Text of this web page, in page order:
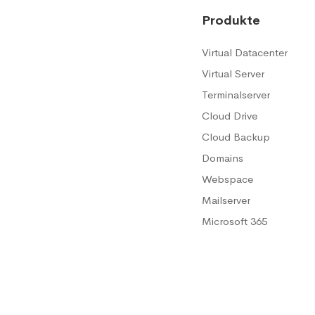
Produkte
Virtual Datacenter
Virtual Server
Terminalserver
Cloud Drive
Cloud Backup
Domains
Webspace
Mailserver
Microsoft 365